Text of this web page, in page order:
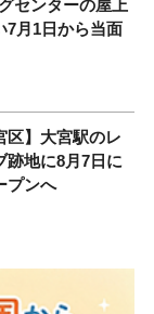
センターの屋上
7月1日から当面
区】大宮駅のレ
跡地に8月7日に
プンへ